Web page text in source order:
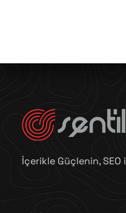
İçerikle Güçlenin, SEO